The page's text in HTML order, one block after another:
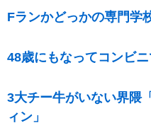
Fランかどっかの専門学
48歳にもなってコンビ
3大チー牛がいない界隈
ィン」